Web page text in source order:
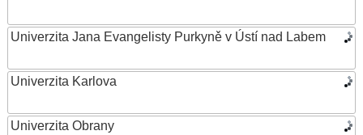
Univerzita Jana Evangelisty Purkyně v Ústí nad Labem
Univerzita Karlova
Univerzita Obrany